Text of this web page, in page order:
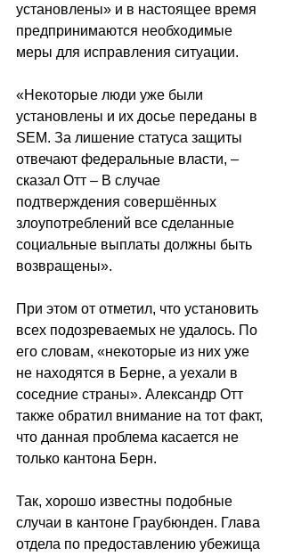
установлены» и в настоящее время
предпринимаются необходимые
меры для исправления ситуации.
«Некоторые люди уже были
установлены и их досье переданы в
SEM. За лишение статуса защиты
отвечают федеральные власти, –
сказал Отт – В случае
подтверждения совершённых
злоупотреблений все сделанные
социальные выплаты должны быть
возвращены».
При этом от отметил, что установить
всех подозреваемых не удалось. По
его словам, «некоторые из них уже
не находятся в Берне, а уехали в
соседние страны». Александр Отт
также обратил внимание на тот факт,
что данная проблема касается не
только кантона Берн.
Так, хорошо известны подобные
случаи в кантоне Граубюнден. Глава
отдела по предоставлению убежища